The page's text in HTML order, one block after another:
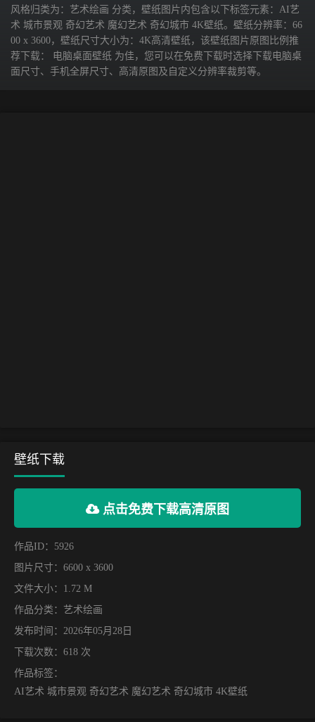
风格归类为：艺术绘画 分类，壁纸图片内包含以下标签元素：AI艺
术 城市景观 奇幻艺术 魔幻艺术 奇幻城市 4K壁纸。壁纸分辨率：66
00 x 3600，壁纸尺寸大小为：4K高清壁纸，该壁纸图片原图比例推
荐下载： 电脑桌面壁纸 为佳，您可以在免费下载时选择下载电脑桌
面尺寸、手机全屏尺寸、高清原图及自定义分辨率裁剪等。
壁纸下载
点击免费下载高清原图
作品ID：5926
图片尺寸：6600 x 3600
文件大小：1.72 M
作品分类： 艺术绘画
发布时间：2026年05月28日
下载次数：618 次
作品标签：
AI艺术 城市景观 奇幻艺术 魔幻艺术 奇幻城市 4K壁纸